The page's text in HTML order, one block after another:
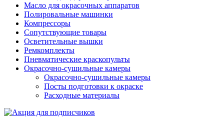
Масло для окрасочных аппаратов
Полировальные машинки
Компрессоры
Сопутствующие товары
Осветительные вышки
Ремкомплекты
Пневматические краскопульты
Окрасочно-сушильные камеры
Окрасочно-сушильные камеры
Посты подготовки к окраске
Расходные материалы